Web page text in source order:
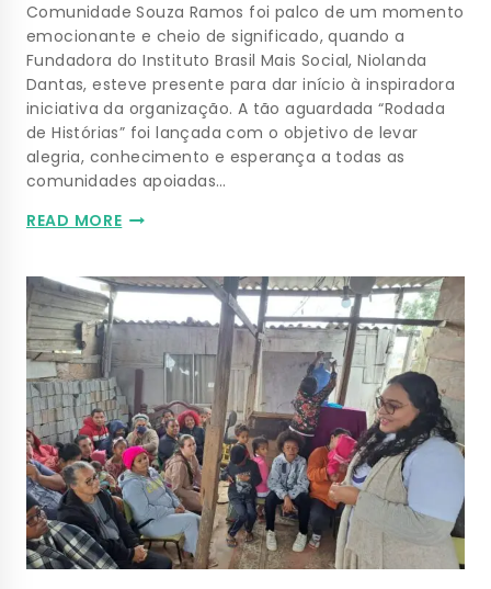
Comunidade Souza Ramos foi palco de um momento
emocionante e cheio de significado, quando a
Fundadora do Instituto Brasil Mais Social, Niolanda
Dantas, esteve presente para dar início à inspiradora
iniciativa da organização. A tão aguardada “Rodada
de Histórias” foi lançada com o objetivo de levar
alegria, conhecimento e esperança a todas as
comunidades apoiadas…
READ MORE